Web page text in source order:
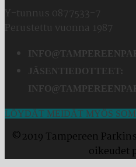
Y-tunnus 0877533-7
Perustettu vuonna 1987
JÄSENTIEDOTTEET:
LÖYDÄT MEIDÄT MYÖS
©2019 Tampereen
oikeudet